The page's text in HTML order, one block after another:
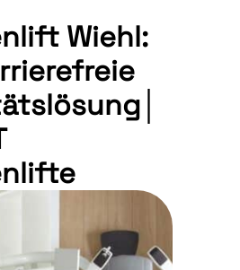
Wiehl: